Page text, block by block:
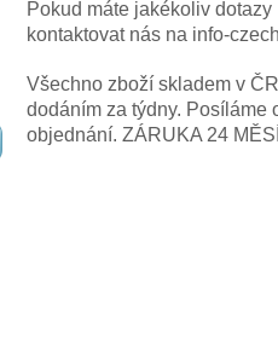
Pokud máte jakékoliv
kontaktovat nás na info-
Všechno zboží skladem v
dodáním za týdny. Posíláme
objednání. ZÁRUKA 24